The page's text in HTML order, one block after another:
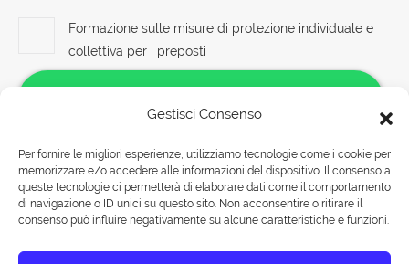
Gestisci Consenso
Per fornire le migliori esperienze, utilizziamo tecnologie come i cookie per
memorizzare e/o accedere alle informazioni del dispositivo. Il consenso a
queste tecnologie ci permetterà di elaborare dati come il comportamento
di navigazione o ID unici su questo sito. Non acconsentire o ritirare il
consenso può influire negativamente su alcune caratteristiche e funzioni.
Formazione sulle misure di protezione individuale e
collettiva per i preposti
Unisciti alla nostra rete di partner per la tutela della
lavoratori rischio basso medio alto
9 Agosto 2026
Corsi sicurezza sul lavoro: Protezione riguarda tutti in
Salve!
Come possiamo aiutarti?
Rispondiamo nei seguenti orari: